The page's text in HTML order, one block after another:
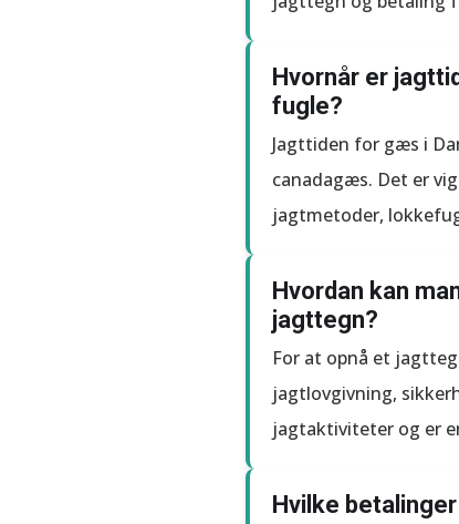
Hvornår er
fugle?
Jagttiden for gæs i
canadagæs. Det er
jagtmetoder,
Hvordan kan
jagttegn?
For at opnå et
jagtlovgivning,
jagtaktiviteter og er
Hvilke